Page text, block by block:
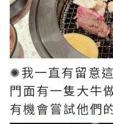
✺我一直有留意
門面有一隻大牛
有機會嘗試他們